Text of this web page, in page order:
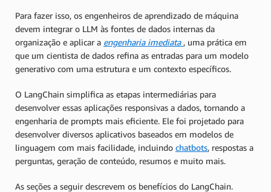
Para fazer isso, os engenheiros de aprendizado de máquina
devem integrar o LLM às fontes de dados internas da
organização e aplicar a engenharia imediata , uma prática em
que um cientista de dados refina as entradas para um modelo
generativo com uma estrutura e um contexto específicos.
O LangChain simplifica as etapas intermediárias para
desenvolver essas aplicações responsivas a dados, tornando a
engenharia de prompts mais eficiente. Ele foi projetado para
desenvolver diversos aplicativos baseados em modelos de
linguagem com mais facilidade, incluindo chatbots, respostas a
perguntas, geração de conteúdo, resumos e muito mais.
As seções a seguir descrevem os benefícios do LangChain.